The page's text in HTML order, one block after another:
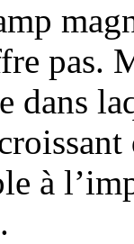
pas.
dans
à